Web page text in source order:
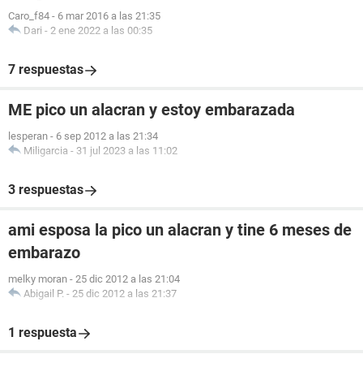
Caro_f84 - 6 mar 2016 a las 21:35
Dari - 2 ene 2022 a las 00:35
7 respuestas
ME pico un alacran y estoy embarazada
lesperan - 6 sep 2012 a las 21:34
Miligarcia - 31 jul 2023 a las 11:02
3 respuestas
ami esposa la pico un alacran y tine 6 meses de
embarazo
melky moran - 25 dic 2012 a las 21:04
Abigail P. - 25 dic 2012 a las 21:37
1 respuesta